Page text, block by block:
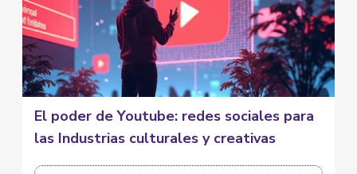
El poder de Youtube: redes sociales para
las Industrias culturales y creativas